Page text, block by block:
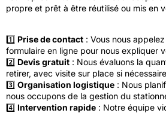
propre et prêt à être réutilisé ou mis en
1️⃣ Prise de contact : Vous nous
formulaire en ligne pour nous expliquer
2️⃣ Devis gratuit : Nous évaluons la
retirer, avec visite sur place si
3️⃣ Organisation logistique : Nous
nous occupons de la gestion du
4️⃣ Intervention rapide : Notre équipe